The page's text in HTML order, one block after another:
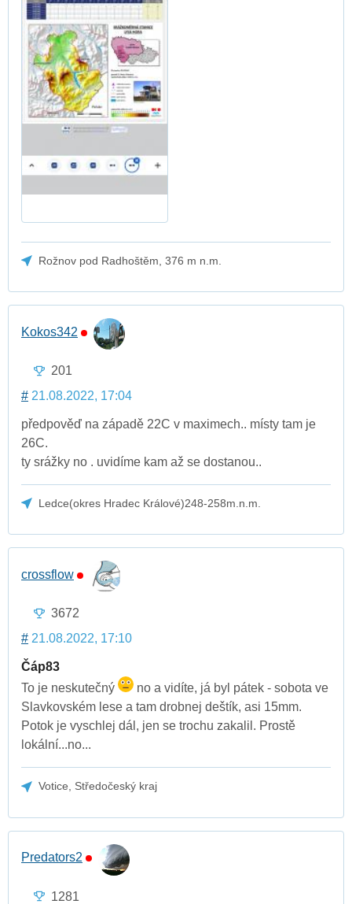
Rožnov pod Radhoštěm, 376 m n.m.
Kokos342
201
# 21.08.2022, 17:04
předpověď na západě 22C v maximech.. místy tam je
26C.
ty srážky no . uvidíme kam až se dostanou..
Ledce(okres Hradec Králové)248-258m.n.m.
crossflow
3672
# 21.08.2022, 17:10
Čáp83
To je neskutečný
no a vidíte, já byl pátek - sobota ve
Slavkovském lese a tam drobnej deštík, asi 15mm.
Potok je vyschlej dál, jen se trochu zakalil. Prostě
lokální...no...
Votice, Středočeský kraj
Predators2
1281